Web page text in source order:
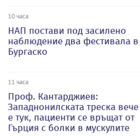
10 часа
НАП постави под засилено
наблюдение два фестивала в
Бургаско
11 часа
Проф. Кантарджиев:
Западнонилската треска вече
е тук, пациенти се връщат от
Гърция с болки в мускулите